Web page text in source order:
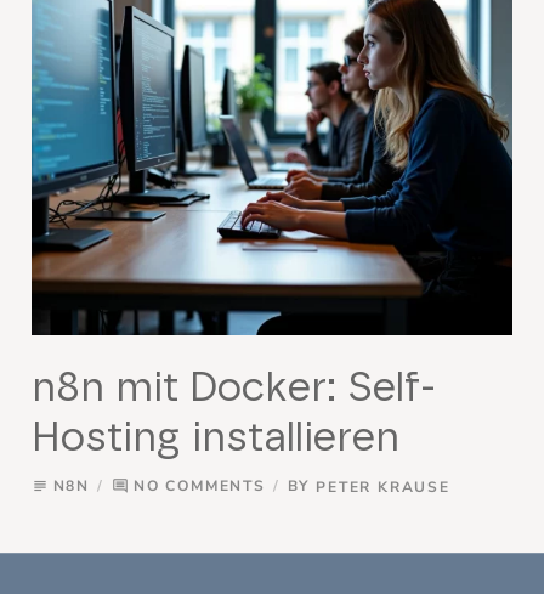
n8n mit Docker: Self-
Hosting installieren
subject N8N comment NO COMMENTS BY PETER KRAUSE